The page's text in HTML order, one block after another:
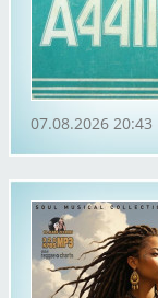
07.08.2026 20:43